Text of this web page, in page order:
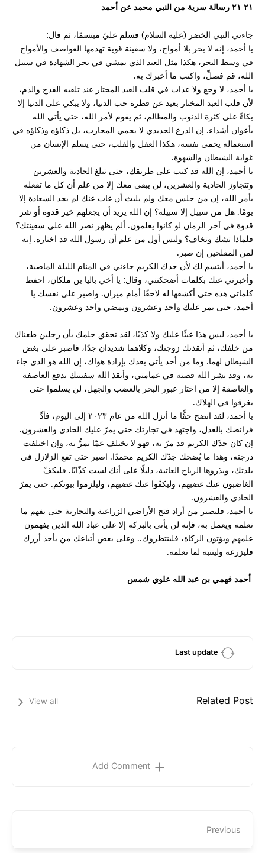
٢١ ٢١ رسالة سرية من النبي محمد عن أحمد
جاءني النبي الخضر (عليه السلام) فسلم عليّ مبتسمًا، ثم قال:
يا أحمد، إنه لا بحر بلا أمواج، ولا سفينة قوية تهدمها العواصف والأمواج
في وسط البحر، هكذا مثل العبد الذي يمشي في بحر الشهادة في سبيل
الله، قم فصلِّ، واكتب ما أخبرك به.
يا أحمد، لا وجع ولا عذاب في قلب العبد المختار عند تلقيه القدح والذم،
لأن قلب العبد المختار بعيد عن فطرة حب الدنيا، ولا يبكي على الدنيا إلا
بكاءً على كثرة الذنوب والمظالم، ثم يقوم لأمر الله، حتى يأتي الله
بأعوان أشداء. إن الدرع الحديدي لا يحمي المحارب، بل ذكاؤه وذكاؤه في
استعماله يحمي نفسه، هكذا العقل والقلب، حتى يسلم الإنسان من
غواية الشيطان والشهوة.
يا أحمد، إن الله قد كتب على طريقك، حتى تبلغ الحادية والعشرين
وتتجاوز الحادية والعشرين، لن يبقى معك إلا من علم أن كل ما تفعله
بأمر الله، إن من جلس معك ولم يلبث أن غاب عنك لم يجد السعادة إلا
يومًا. هل من سبيل إلا سبيله؟ إن الله يريد أن يجعلهم خير قدوة أو شر
قدوة في آخر الزمان لو كانوا يعلمون. ألم يظهر نصر الله على سفينتك؟
فلماذا تشك وتخاف؟ وليس أول من علم أن رسول الله قد اختاره. إنه
لمن المفلحين إن صبر.
يا أحمد، أبتسم لك لأن جدك الكريم جاءني في المنام الليلة الماضية،
وأخبرني عنك بكلمات أضحكتني، وقال: يا أخي باليا بن ملكان، احفظ
كلماتي هذه حتى أكشفها له لاحقًا أمام ميزان. واصبر على نفسك يا
أحمد، حتى يمر عليك واحد وعشرون ويمضي واحد وعشرون.
يا أحمد، ليس هذا عبئًا عليك ولا كذبًا، لقد تحقق حلمك بأن رجلين طعناك
من خلفك، ثم أنقذتك زوجتك، وكلاهما شديدان جدًا، فاصبر على بغض
الشيطان لهما. وما من أحد يأتي بعدك بإرادة هواك، إن الله هو الذي جاء
به، وقد نشر الله قصته في عمامتي، وأنقذ الله سفينتك بدفع العاصفة
والعاصفة إلا من اختار عبور البحر بالغضب والجهل، لن يسلموا حتى
يغرقوا في الهلاك.
يا أحمد، لقد اتضح حقًّا ما أنزل الله من عام ٢٠٢٣ إلى اليوم، فأدِّ
فرائضك بالعدل، واجتهد في تجارتك حتى يمرّ عليك الحادي والعشرون.
إن كان جدّك الكريم قد مرّ به، فهو لا يختلف عمّا تمرُّ به، وإن اختلفت
درجته، وهذا ما يُضحك جدّك الكريم محمدًا. اصبر حتى تقع الزلازل في
بلدتك، ويذروها الرياح العاتية، دليلًا على أنك لست كذّابًا. فليكفّ
الغاضبون عنك غضبهم، وليكفّوا عنك غضبهم، وليلزموا بيوتكم. حتى يمرّ
الحادي والعشرون.
يا أحمد، فليصبر من أراد فتح الأراضي الزراعية والتجارية حتى يفهم ما
تعلمه ويعمل به، فإنه لن يأتي بالبركة إلا على عباد الله الذين يفهمون
علمهم ويؤتون الزكاة، فلينتظروك.. وعلى بعض أتباعك من يأخذ أرزك
فليزرعه وليتنبه لما تعلمه.
-أحمد فهمي بن عبد الله علوي شمس-
Last update
Related Post
View all
Previous